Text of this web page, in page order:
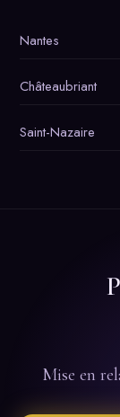
Nantes
Châteaubriant
Saint-Nazaire
Mise en